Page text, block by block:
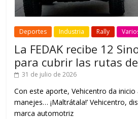
Deportes Industria Rally
La FEDAK recibe 12
para cubrir las rutas
31 de julio de 2026
Con este aporte, Vehicentro da inicio
manejes… ¡Maltrátala!’ Vehicentro,
marca automotriz